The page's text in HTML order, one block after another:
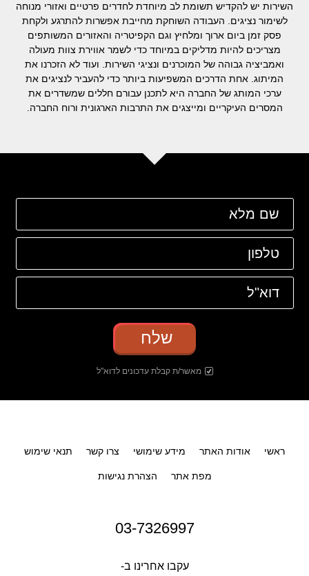
השירות יש להקדיש תשומת לב מיוחדת לחדרים פרטיים ואזורי מנוחה
לשימור נציגים. העבודה השוחקת מחייבת אפשרות להתרגע ולקחת
פסק זמן ביום ארוך ומלחיץ וגם הקפיטריה והאזורים המשותפים
מצריכים להיות מדליקים במיוחד כדי לשמר אווירת צוות מעולה
ואמביציה גבוהה של המוכרנים ונציגי השירות. ועוד לא הזכרנו את
המיתוג. אחת הדרכים המשפיעות ביותר כדי להעביר לנציגים את
ערכי המותג של החברה היא לתכנן עבורם חללים שמשדרים את
המסרים העיקריים ומייצגים את התרבות הארגונית ורוח החברה.
שלח
מאשר/ת קבלת עדכונים לדוא"ל
ראשי אודות האתר מידע שימושי צרו קשר תנאי שימוש
מפת אתר הצהרת נגישות
03-7326997
עקבו אחרינו ב-